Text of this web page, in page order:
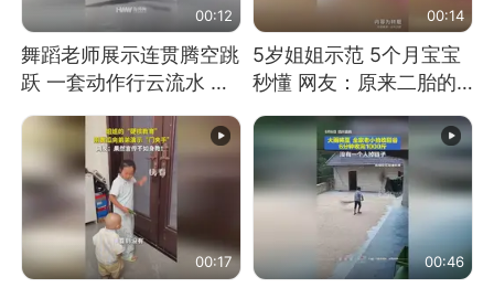
00:12
舞蹈老师展示连贯腾空跳
跃 一套动作行云流水 节
到又舞又武的？
00:14
5岁姐姐示范 5个月宝宝
秒懂 网友：原来二胎的
00:17 00:46